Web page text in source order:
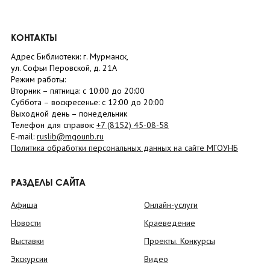
КОНТАКТЫ
Адрес Библиотеки: г. Мурманск,
ул. Софьи Перовской, д. 21А
Режим работы:
Вторник – пятница: с 10:00 до 20:00
Суббота – воскресенье: c 12:00 до 20:00
Выходной день – понедельник
Телефон для справок: +7 (8152) 45-08-58
E-mail: ruslib@mgounb.ru
Политика обработки персональных данных на сайте МГОУНБ
РАЗДЕЛЫ САЙТА
Афиша
Новости
Выставки
Экскурсии
Онлайн-услуги
Краеведение
Проекты. Конкурсы
Видео